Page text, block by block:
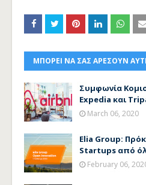
ΜΠΟΡΕΙ ΝΑ ΣΑΣ ΑΡΕΣΟΥΝ
Συμφωνία
Expedia και
March 06, 2020
Elia Group:
Startups από
February 06,